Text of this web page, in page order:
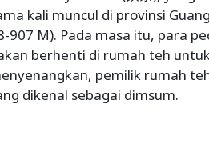
kali muncul di provinsi
907 M). Pada masa itu, para
berhenti di rumah teh
pemilik rumah
dikenal sebagai dimsum.